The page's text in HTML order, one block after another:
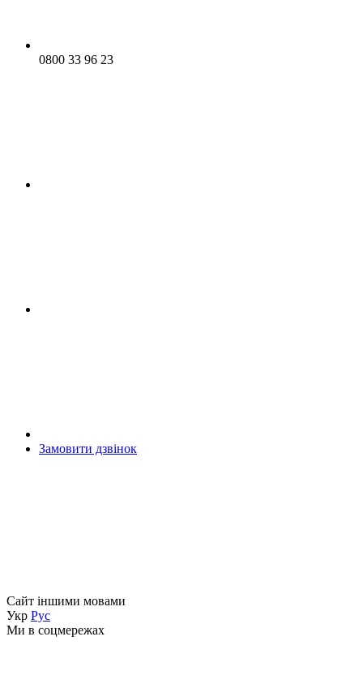
0800 33 96 23
Замовити дзвінок
Сайт іншими мовами
Укр Рус
Ми в соцмережах